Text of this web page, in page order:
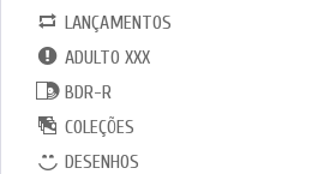
LANÇAMENTOS
ADULTO XXX
BDR-R
COLEÇÕES
DESENHOS